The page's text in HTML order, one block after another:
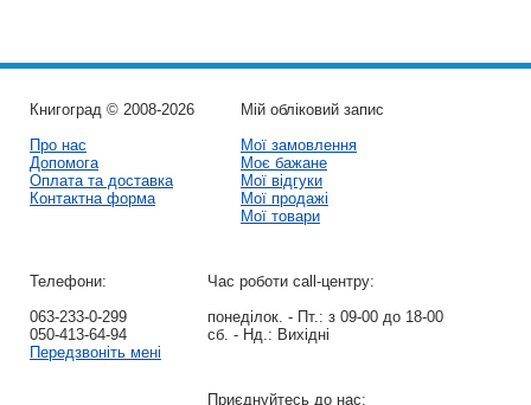
Книгоград © 2008-2026
Про нас
Допомога
Оплата та доставка
Контактна форма
Мій обліковий запис
Мої замовлення
Моє бажане
Мої відгуки
Мої продажі
Мої товари
Телефони:
063-233-0-299
050-413-64-94
Передзвоніть мені
Час роботи call-центру:
понеділок. - Пт.: з 09-00 до 18-00
сб. - Нд.: Вихідні
Приєднуйтесь до нас: